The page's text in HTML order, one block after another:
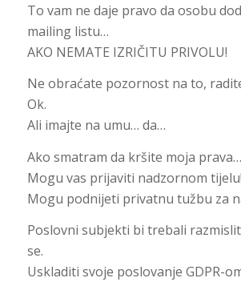
To vam ne daje pravo da osobu
mailing listu…
AKO NEMATE IZRIČITU PRIVOLU!
Ne obraćate pozornost na to,
Ok.
Ali imajte na umu… da…
Ako smatram da kršite moja prava…
Mogu vas prijaviti nadzornom tijelu!
Mogu podnijeti privatnu tužbu za
Poslovni subjekti bi trebali
se.
Uskladiti svoje poslovanje GDPR-